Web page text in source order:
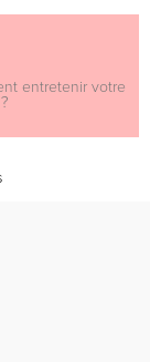
entretenir votre